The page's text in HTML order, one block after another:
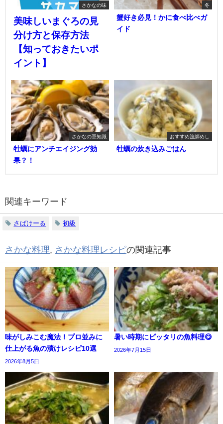
さかなの味
美味しいまぐろの見
分け方と保存方法
【知っておきたいポ
イント】
冬
蟹好き必見！かに食べ比べガ
イド
さかなの豆知識
牡蠣にアンチエイジング効
果？！
おすすめ漁師めし
牡蠣の炊き込みごはん
関連キーワード
さばけーる 初級
さかな料理, さかな料理レシピの関連記事
味がしみこむ魔法！プロ並みに
仕上がる魚の漬けレシピ10選
2026年8月5日
暑い時期にピッタリの魚料理😋
2026年7月15日